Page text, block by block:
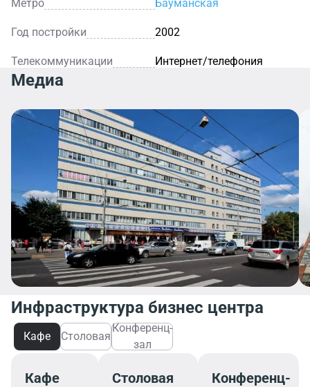
Метро Бауманская
Год постройки 2002
Телекоммуникации Интернет/телефония
Медиа
Инфраструктура бизнес центра
Кафе Столовая
Конференц-
зал
Кафе Столовая
Конференц-